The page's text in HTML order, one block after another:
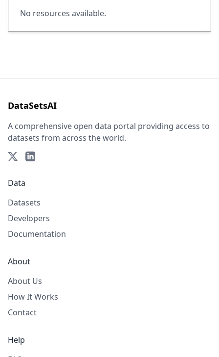
No resources available.
DataSetsAI
A comprehensive open data portal providing access to
datasets from across the world.
Data
Datasets
Developers
Documentation
About
About Us
How It Works
Contact
Help